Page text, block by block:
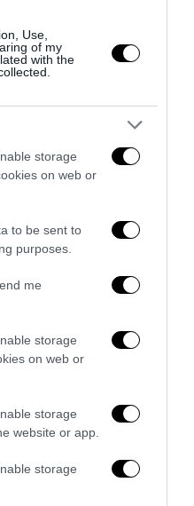
Use,
of my
with the
storage
on web or
to be sent to
purposes.
me
storage
on web or
storage
website or app.
storage
Mikel Merino e una
alle origini
2026